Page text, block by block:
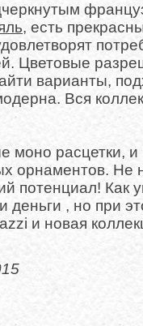
, есть
Цветовые
варианты,
Вся
моно расцетки,
орнаментов. Не
потенциал! Как
деньги , но при
и новая